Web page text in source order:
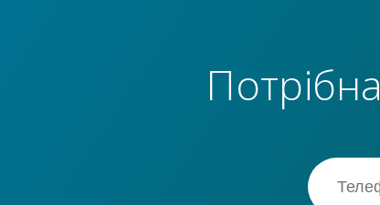
Потрібна